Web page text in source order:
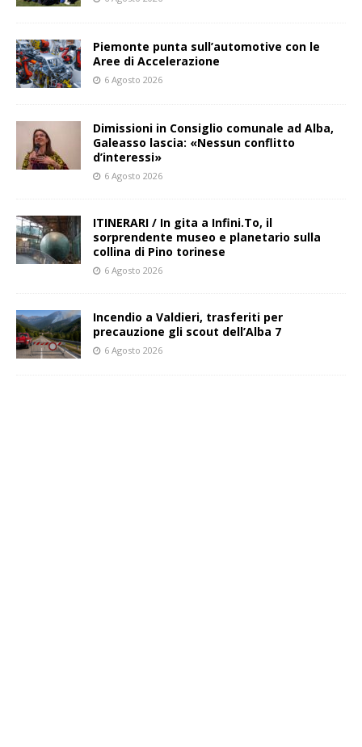
Piemonte punta sull’automotive con le
Aree di Accelerazione
6 Agosto 2026
Dimissioni in Consiglio comunale ad Alba,
Galeasso lascia: «Nessun conflitto
d’interessi»
6 Agosto 2026
ITINERARI / In gita a Infini.To, il
sorprendente museo e planetario sulla
collina di Pino torinese
6 Agosto 2026
Incendio a Valdieri, trasferiti per
precauzione gli scout dell’Alba 7
6 Agosto 2026